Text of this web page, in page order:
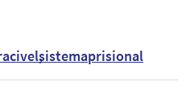
sistemaprisional